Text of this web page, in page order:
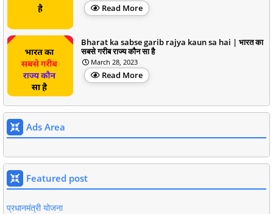
Read More
Bharat ka sabse garib rajya kaun sa hai | भारत का
सबसे गरीब राज्य कौन सा है
March 28, 2023
Read More
Ads Area
Featured post
प्रधानमंत्री योजना